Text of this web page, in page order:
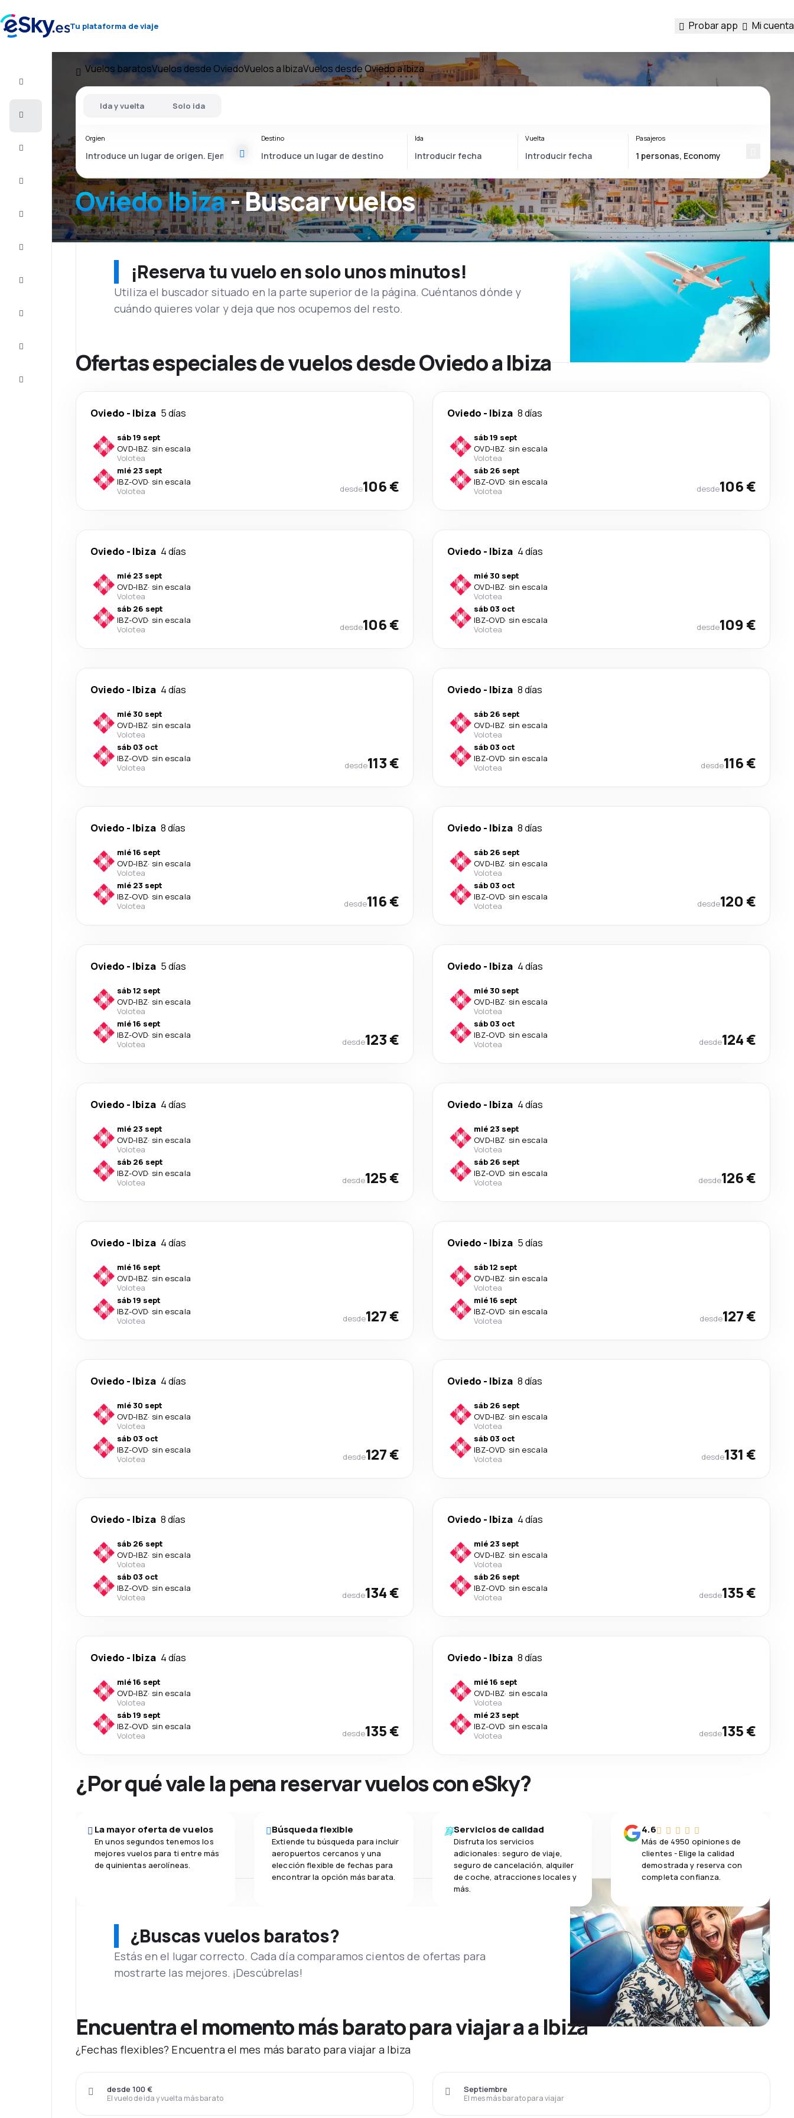
Tu plataforma de viaje Probar app Mi cuenta
Vacaciones
Escapadas
Vuelos baratosVuelos desde OviedoVuelos a IbizaVuelos desde Oviedo a Ibiza
Oviedo Ibiza- Buscar vuelos
Ida y vuelta Solo ida
Orgien Destino Ida Vuelta Pasajeros
¡Reserva tu vuelo en solo unos minutos!
Utiliza el buscador situado en la parte superior de la página. Cuéntanos dónde y
cuándo quieres volar y deja que nos ocupemos del resto.
Ofertas especiales de vuelos desde Oviedo a Ibiza
Oviedo - Ibiza 5 días
sáb 19 sept
OVD-IBZ· sin escala
Volotea
mié 23 sept
IBZ-OVD· sin escala
Volotea
desde106 €
Oviedo - Ibiza 8 días
sáb 19 sept
OVD-IBZ· sin escala
Volotea
sáb 26 sept
IBZ-OVD· sin escala
Volotea
desde106 €
Oviedo - Ibiza 4 días
mié 23 sept
OVD-IBZ· sin escala
Volotea
sáb 26 sept
IBZ-OVD· sin escala
Volotea
desde106 €
Oviedo - Ibiza 4 días
mié 30 sept
OVD-IBZ· sin escala
Volotea
sáb 03 oct
IBZ-OVD· sin escala
Volotea
desde109 €
Oviedo - Ibiza 4 días
mié 30 sept
OVD-IBZ· sin escala
Volotea
sáb 03 oct
IBZ-OVD· sin escala
Volotea
desde113 €
Oviedo - Ibiza 8 días
sáb 26 sept
OVD-IBZ· sin escala
Volotea
sáb 03 oct
IBZ-OVD· sin escala
Volotea
desde116 €
Oviedo - Ibiza 8 días
mié 16 sept
OVD-IBZ· sin escala
Volotea
mié 23 sept
IBZ-OVD· sin escala
Volotea
desde116 €
Oviedo - Ibiza 8 días
sáb 26 sept
OVD-IBZ· sin escala
Volotea
sáb 03 oct
IBZ-OVD· sin escala
Volotea
desde120 €
Oviedo - Ibiza 5 días
sáb 12 sept
OVD-IBZ· sin escala
Volotea
mié 16 sept
IBZ-OVD· sin escala
Volotea
desde123 €
Oviedo - Ibiza 4 días
mié 30 sept
OVD-IBZ· sin escala
Volotea
sáb 03 oct
IBZ-OVD· sin escala
Volotea
desde124 €
Oviedo - Ibiza 4 días
mié 23 sept
OVD-IBZ· sin escala
Volotea
sáb 26 sept
IBZ-OVD· sin escala
Volotea
desde125 €
Oviedo - Ibiza 4 días
mié 23 sept
OVD-IBZ· sin escala
Volotea
sáb 26 sept
IBZ-OVD· sin escala
Volotea
desde126 €
Oviedo - Ibiza 4 días
mié 16 sept
OVD-IBZ· sin escala
Volotea
sáb 19 sept
IBZ-OVD· sin escala
Volotea
desde127 €
Oviedo - Ibiza 5 días
sáb 12 sept
OVD-IBZ· sin escala
Volotea
mié 16 sept
IBZ-OVD· sin escala
Volotea
desde127 €
Oviedo - Ibiza 4 días
mié 30 sept
OVD-IBZ· sin escala
Volotea
sáb 03 oct
IBZ-OVD· sin escala
Volotea
desde127 €
Oviedo - Ibiza 8 días
sáb 26 sept
OVD-IBZ· sin escala
Volotea
sáb 03 oct
IBZ-OVD· sin escala
Volotea
desde131 €
Oviedo - Ibiza 8 días
sáb 26 sept
OVD-IBZ· sin escala
Volotea
sáb 03 oct
IBZ-OVD· sin escala
Volotea
desde134 €
Oviedo - Ibiza 4 días
mié 23 sept
OVD-IBZ· sin escala
Volotea
sáb 26 sept
IBZ-OVD· sin escala
Volotea
desde135 €
Oviedo - Ibiza 4 días
mié 16 sept
OVD-IBZ· sin escala
Volotea
sáb 19 sept
IBZ-OVD· sin escala
Volotea
desde135 €
Oviedo - Ibiza 8 días
mié 16 sept
OVD-IBZ· sin escala
Volotea
mié 23 sept
IBZ-OVD· sin escala
Volotea
desde135 €
¿Por qué vale la pena reservar vuelos con eSky?
La mayor oferta de vuelos
En unos segundos tenemos los
mejores vuelos para ti entre más
de quinientas aerolíneas.
Búsqueda flexible
Extiende tu búsqueda para incluir
aeropuertos cercanos y una
elección flexible de fechas para
encontrar la opción más barata.
Servicios de calidad
Disfruta los servicios
adicionales: seguro de viaje,
seguro de cancelación, alquiler
de coche, atracciones locales y
más.
4.6
Más de 4950 opiniones de
clientes - Elige la calidad
demostrada y reserva con
completa confianza.
¿Buscas vuelos baratos?
Estás en el lugar correcto. Cada día comparamos cientos de ofertas para
mostrarte las mejores. ¡Descúbrelas!
Encuentra el momento más barato para viajar a a Ibiza
¿Fechas flexibles? Encuentra el mes más barato para viajar a Ibiza
El vuelo de ida y vuelta más barato
desde 100 €
El mes más barato para viajar
Septiembre